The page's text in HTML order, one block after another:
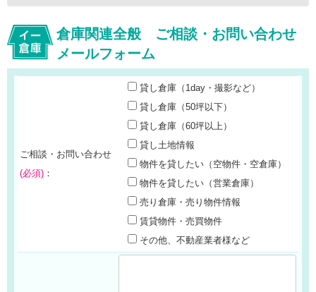
倉庫関連全般 ご相談・お問い合わせ
メールフォーム
ご相談・お問い合わせ
(必須) ：
貸し倉庫（1day・撮影など）
貸し倉庫（50坪以下）
貸し倉庫（60坪以上）
貸し土地情報
物件を貸したい（空物件・空倉庫）
物件を貸したい（営業倉庫）
売り倉庫・売り物件情報
賃貸物件・売買物件
その他、不動産業者様など